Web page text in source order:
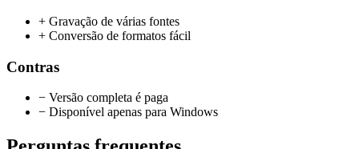
+ Gravação de várias fontes
+ Conversão de formatos fácil
Contras
− Versão completa é paga
− Disponível apenas para Windows